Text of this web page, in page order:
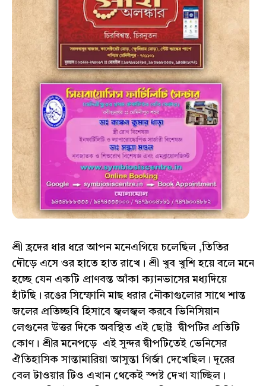
শ্রী হ্রদের ধার ধরে আপন মনেএগিয়ে চলেছিল ,তিতির
দৌড়ে এসে ওর হাতে হাত রাখে। শ্রী খুব খুশি হয়ে বলে মনে
হচ্ছে যেন একটি প্রাণবন্ত আঁকা ক্যানভাসের মধ্যদিয়ে
হাঁটছি। রঙের সিম্ফোনি মাছ ধরার নৌকাগুলোর সাথে শান্ত
জলের প্রতিচ্ছবি হিসাবে জ্বলজ্বল করবে ভিনিসিয়ান
লেগুনের উত্তর দিকে অবস্থিত এই ছোট্ট দ্বীপটির প্রতিটি
কোণ। শ্রীর মনেপড়ে এই সুন্দর দ্বীপটিতেই ভেনিসের
ঐতিহাসিক সান্তামারিয়া আসুন্তা গির্জা দেখেছিল। দূরের
বেল টাওয়ার টিও এখান থেকেই স্পষ্ট দেখা যাচ্ছিল।